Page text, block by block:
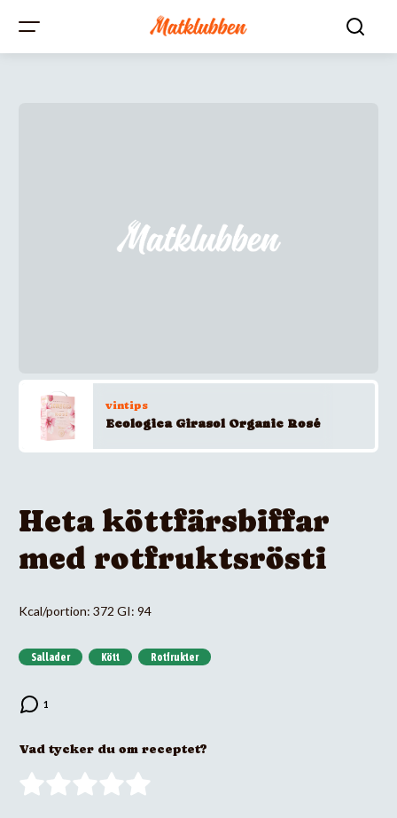
vintips
Ecologica Girasol Organic Rosé
Heta köttfärsbiffar
med rotfruktsrösti
Kcal/portion: 372 GI: 94
Sallader Kött Rotfrukter
Vad tycker du om receptet?